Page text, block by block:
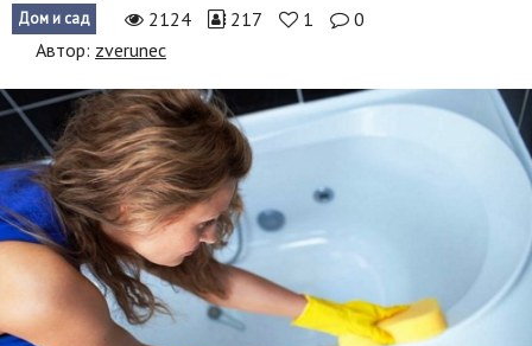
Происшествия
Россия
Наука и техника
Политика
Образование
В мире
Дом и сад 2124 217 1
0
Автор: zverunec